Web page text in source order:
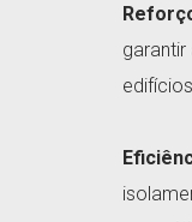
edifícios.